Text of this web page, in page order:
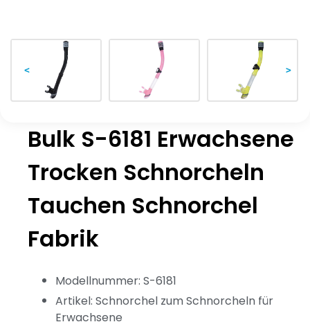
< >
Bulk S-6181 Erwachsene
Trocken Schnorcheln
Tauchen Schnorchel
Fabrik
Modellnummer: S-6181
Artikel: Schnorchel zum Schnorcheln für
Erwachsene